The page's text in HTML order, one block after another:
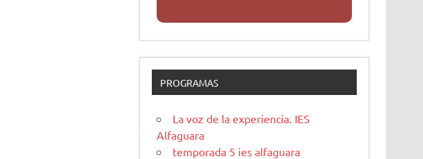
PROGRAMAS
La voz de la experiencia. IES
Alfaguara
temporada 5 ies alfaguara